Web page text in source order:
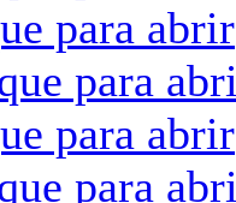
para abrir
para abrir